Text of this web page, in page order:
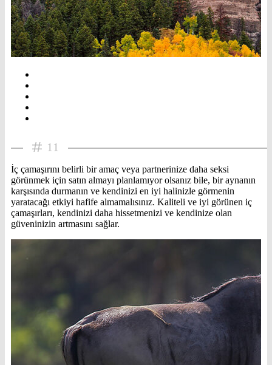
11
İç çamaşırını belirli bir amaç veya partnerinize daha seksi
görünmek için satın almayı planlamıyor olsanız bile, bir aynanın
karşısında durmanın ve kendinizi en iyi halinizle görmenin
yaratacağı etkiyi hafife almamalısınız. Kaliteli ve iyi görünen iç
çamaşırları, kendinizi daha hissetmenizi ve kendinize olan
güveninizin artmasını sağlar.